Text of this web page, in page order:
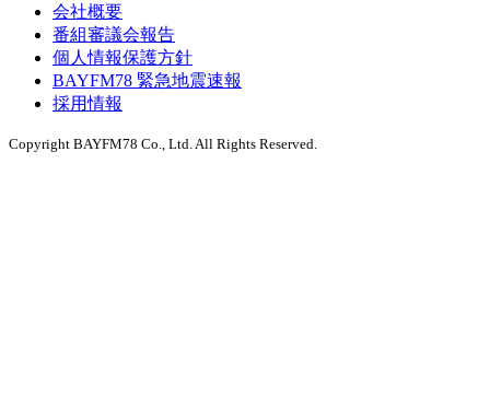
会社概要
番組審議会報告
個人情報保護方針
BAYFM78 緊急地震速報
採用情報
Copyright BAYFM78 Co., Ltd. All Rights Reserved.